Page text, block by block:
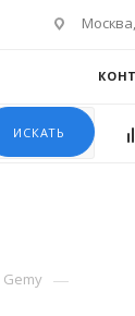
ИСКАТЬ
Gemy —